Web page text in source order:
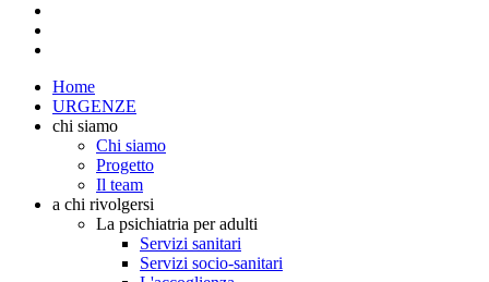
Home
URGENZE
chi siamo
Chi siamo
Progetto
Il team
a chi rivolgersi
La psichiatria per adulti
Servizi sanitari
Servizi socio-sanitari